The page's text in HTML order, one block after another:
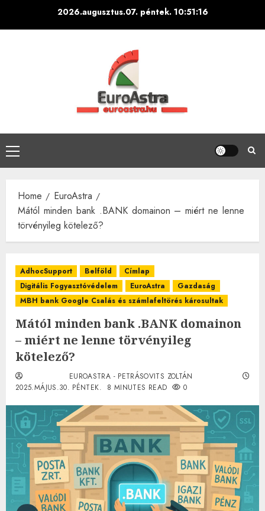
2026.augusztus.07. péntek. 10:51:18
Primary
Menu
Home
EuroAstra
Mától minden bank .BANK domainon – miért ne lenne
törvényileg kötelező?
AdhocSupport Belföld
Címlap
Digitális Fogyasztóvédelem
EuroAstra
Gazdaság
MBH bank Google Csalás és számlafeltörés károsultak
Mától minden bank .BANK domainon
– miért ne lenne törvényileg
kötelező?
EUROASTRA - PETRÁSOVITS ZOLTÁN
2025.MÁJUS.30. PÉNTEK.
8 MINUTES READ 0